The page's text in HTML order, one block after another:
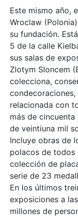
Este mismo año,
Wroclaw
su fundación.
5 de la calle
sus salas de
Zlotym Sloncem
colecciona,
relacionada con
más de
de veintiuna mil
Incluye obras de
polacos de todos
colección de
serie de 23
En los últimos
exposiciones a
millones de